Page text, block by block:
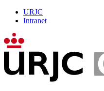
URJC
Intranet